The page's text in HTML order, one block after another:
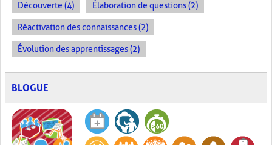
Découverte (4) Élaboration de questions (2)
Réactivation des connaissances (2)
Évolution des apprentissages (2)
BLOGUE